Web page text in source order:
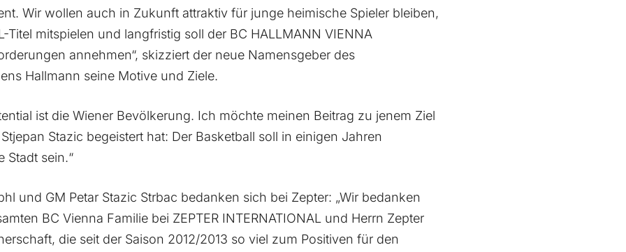
Wir wollen auch in Zukunft attraktiv für junge heimische Spieler bleiben,
Titel mitspielen und langfristig soll der BC HALLMANN VIENNA
annehmen“, skizziert der neue Namensgeber des
Hallmann seine Motive und Ziele.
ist die Wiener Bevölkerung. Ich möchte meinen Beitrag zu jenem Ziel
Stazic begeistert hat: Der Basketball soll in einigen Jahren
Stadt sein.“
und GM Petar Stazic Strbac bedanken sich bei Zepter: „Wir bedanken
BC Vienna Familie bei ZEPTER INTERNATIONAL und Herrn Zepter
die seit der Saison 2012/2013 so viel zum Positiven für den